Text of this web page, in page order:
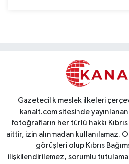
Gazetecilik meslek ilkeleri
kanalt.com sitesinde
fotoğrafların her türlü hakkı
aittir, izin alınmadan kullanılamaz.
görüşleri olup Kıbrıs
ilişkilendirilemez, sorumlu